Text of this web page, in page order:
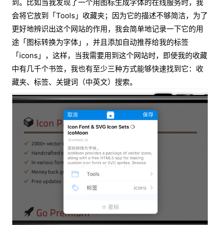
到。比如当我发现了一个用图标生成字体的在线服务时，我
会将它放到「Tools」收藏夹；因为它的描述不够简洁，为了
更好地辨识出这个网站的作用，我会简单地记录一下它的用
途「图标转换为字体」，并且添加自动推荐给我的标签
「icons」，这样，当我需要用到这个网站时，即使我的收藏
中有几千个书签，我也有至少三种方式能够快速找到它：收
藏夹、标签、关键词（中英文）搜索。